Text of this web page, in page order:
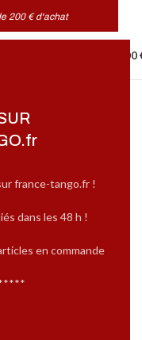
france-tango.fr !
dans les 48 h !
en commande
0,00
200 € d'achat